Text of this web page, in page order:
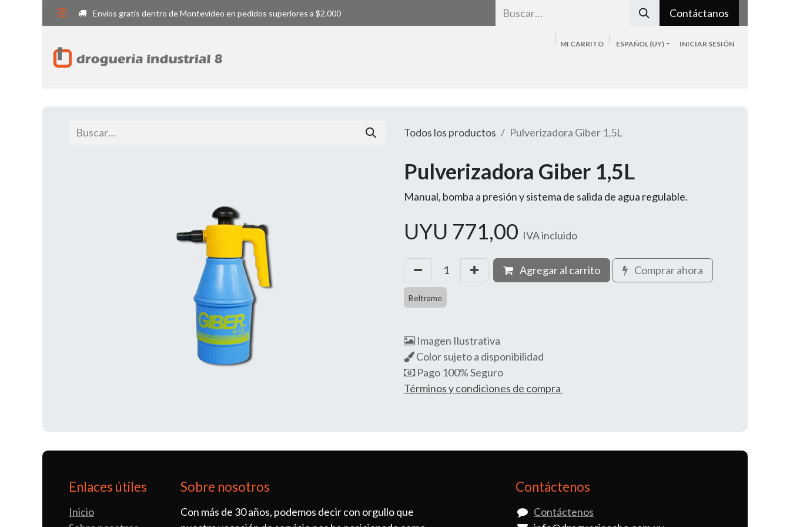
Envíos gratis dentro de Montevideo en pedidos superiores a $2.000 Contáctanos
MI CARRITO ESPAÑOL (UY) INICIAR SESIÓN
Todos los productos Pulverizadora Giber 1,5L
Pulverizadora Giber 1,5L
Manual, bomba a presión y sistema de salida de agua regulable.
UYU 771,00 IVA incluido
Agregar al carrito Comprar ahora
Beltrame
Imagen Ilustrativa
Color sujeto a disponibilidad
Pago 100% Seguro
Términos y condiciones de compra
Enlaces útiles
Inicio
Sobre nosotros
Con más de 30 años, podemos decir con orgullo que
Contáctenos
Contáctenos